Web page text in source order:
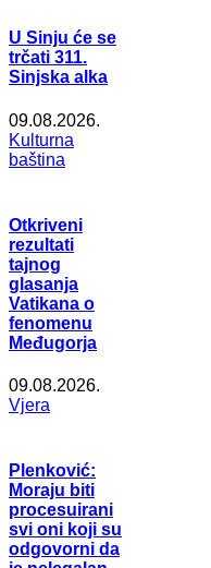
U Sinju će se
trčati 311.
Sinjska alka
09.08.2026.
Kulturna
baština
Otkriveni
rezultati
tajnog
glasanja
Vatikana o
fenomenu
Međugorja
09.08.2026.
Vjera
Plenković:
Moraju biti
procesuirani
svi oni koji su
odgovorni da